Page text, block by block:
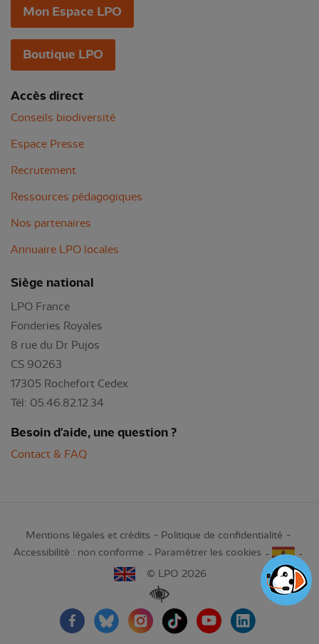
Mon Espace LPO
Boutique LPO
Accès direct
Conseils biodiversité
Espace Presse
Recrutement
Ressources pédagogiques
Nos partenaires
Annuaire LPO locales
Siège national
LPO France
Fonderies Royales
8 rue du Dr Pujos
CS 90263
17305 Rochefort Cedex
Tél: 05.46.82.12.34
Besoin d'aide, une question ?
Contact & FAQ
Mentions légales et crédits
Politique de confidentialité
Accessibilité : non conforme
Paramétrer les cookies
© LPO 2026
Renforcer les contrastes